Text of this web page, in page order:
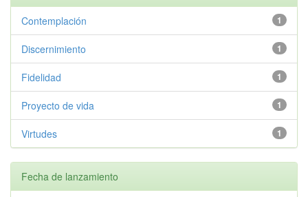
1
Contemplación
1
Discernimiento
1
Fidelidad
1
Proyecto de vida
1
Virtudes
Fecha de lanzamiento